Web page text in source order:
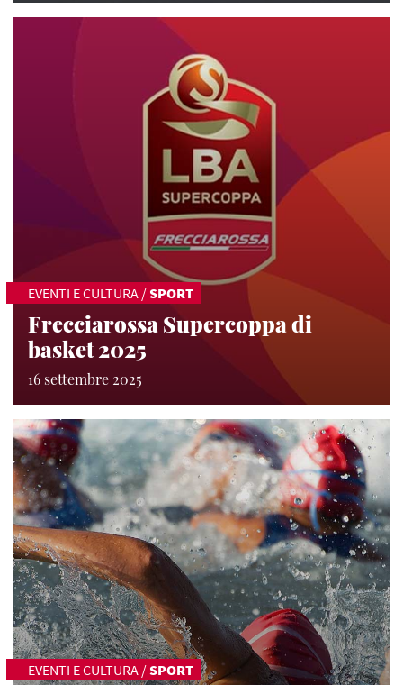
EVENTI E CULTURA /SPORT
Frecciarossa Supercoppa di
basket 2025
16 settembre 2025
EVENTI E CULTURA /SPORT